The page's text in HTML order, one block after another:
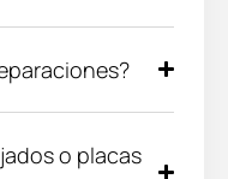
o placas